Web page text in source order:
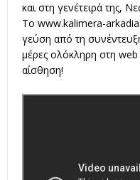
και στη γενέτειρά της,
Το www.kalimera-
γεύση από τη
μέρες ολόκληρη στη
αίσθηση!